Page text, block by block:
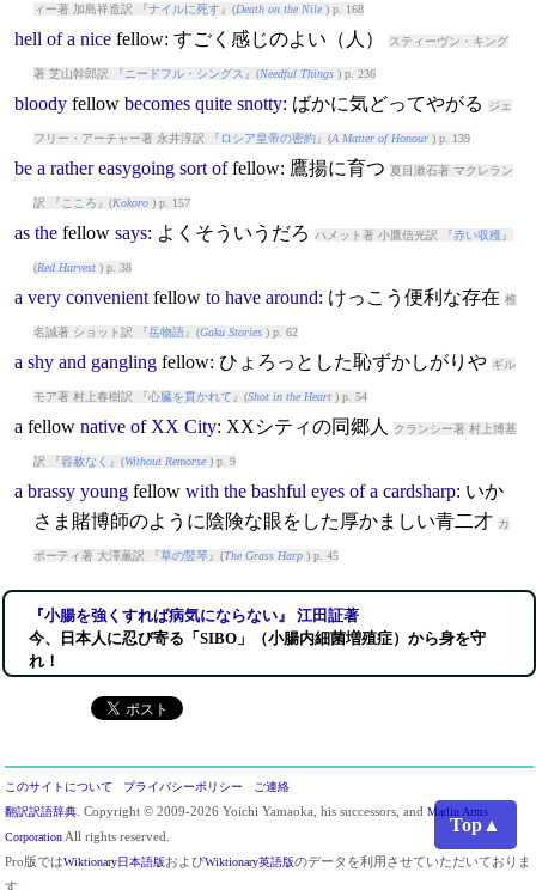
Top▲
ィー著 加島祥造訳 『ナイルに死す』(Death on the Nile) p. 168
hell of a nice fellow: すごく感じのよい（人） スティーヴン・キング
著 芝山幹郎訳 『 ニードフル・シングス 』(Needful Things) p. 236
bloody fellow becomes quite snotty: ばかに気どってやがる ジェ
フリー・アーチャー著 永井淳訳 『 ロシア皇帝の密約』(A Matter of Honour) p. 139
be a rather easygoing sort of fellow: 鷹揚に育つ 夏目漱石著 マクレラン
訳 『 こころ 』(Kokoro) p. 157
as the fellow says: よくそういうだろ ハメット著 小鷹信光訳 『赤い収穫 』
(Red Harvest) p. 38
a very convenient fellow to have around: けっこう便利な存在 椎
名誠著 ショット訳 『岳物語』(Gaku Stories) p. 62
a shy and gangling fellow: ひょろっとした恥ずかしがりや ギル
モア著 村上春樹訳 『心臓を貫かれて 』(Shot in the Heart) p. 54
a fellow native of XX City: XXシティの同郷人 クランシー著 村上博基
訳 『容赦なく 』(Without Remorse) p. 9
a brassy young fellow with the bashful eyes of a cardsharp: いか
さま賭博師のように陰険な眼をした厚かましい青二才 カ
ポーティ著 大澤薫訳 『草の竪琴』(The Grass Harp) p. 45
『小腸を強くすれば病気にならない』 江田証著
今、日本人に忍び寄る「SIBO」（小腸内細菌増殖症）から身を守
れ！
このサイトについて プライバシーポリシー
ご連絡
翻訳訳語辞典. Copyright © 2009-2026 Yoichi Yamaoka, his successors, and Marlin Arms
CorporationAll rights reserved.
Pro版ではWiktionary日本語版およびWiktionary英語版のデータを利用させていただいておりま